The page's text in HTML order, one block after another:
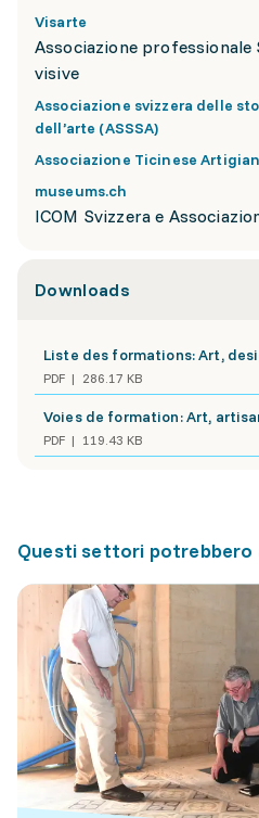
Visarte
Associazione
visive
Associazione svizzera delle
dell’arte (ASSSA)
Associazione Ticinese
museums.ch
ICOM Svizzera e
Downloads
Liste des formations: Art,
PDF 286.17 KB
Voies de formation: Art,
PDF 119.43 KB
Questi settori potrebbero